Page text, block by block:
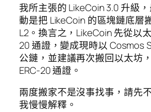
我所主張的 LikeCoin 3.0 升級
動是把 LikeCoin 的區塊鏈底層
L2。換言之，LikeCoin 先從以
20 通證，變成現時以 Cosmos
公鏈，並建議再次搬回以太坊
ERC-20 通證。
兩度搬家不是沒事找事，請先
我慢慢解釋。